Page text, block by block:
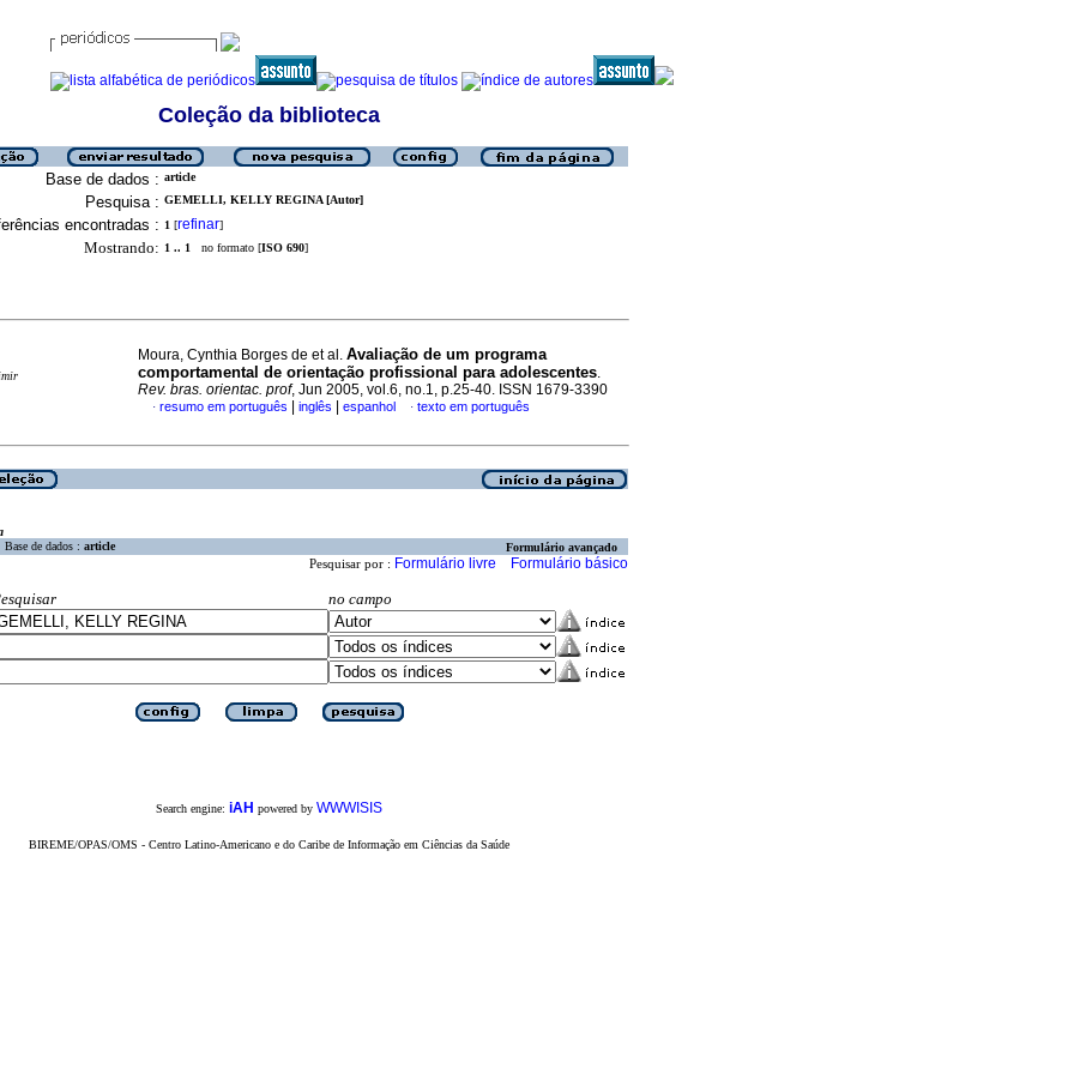
Coleção da biblioteca
Base de dados : article
Pesquisa : GEMELLI, KELLY REGINA [Autor]
encontradas : 1 [refinar]
Mostrando: 1 .. 1 no formato [ISO 690]
Moura, Cynthia Borges de et al. Avaliação de um programa
comportamental de orientação profissional para adolescentes.
Rev. bras. orientac. prof, Jun 2005, vol.6, no.1, p.25-40. ISSN 1679-3390
· resumo em português inglês espanhol · texto em português
Base de dados : article Formulário avançado
Pesquisar por : Formulário livre Formulário básico
no campo
Search engine: iAH powered by WWWISIS
BIREME/OPAS/OMS - Centro Latino-Americano e do Caribe de Informação em Ciências da Saúde